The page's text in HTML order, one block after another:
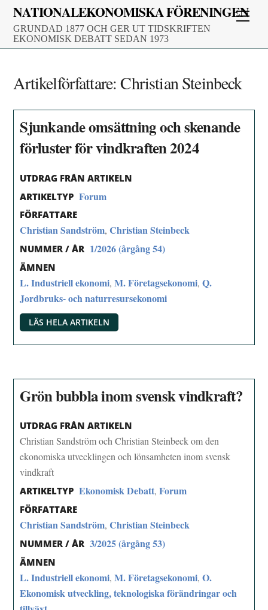
Skip
content
NATIONALEKONOMISKA FÖRENINGEN
GRUNDAD 1877 OCH GER UT TIDSKRIFTEN
EKONOMISK DEBATT SEDAN 1973
Artikelförfattare:Christian Steinbeck
Sjunkande omsättning och skenande
förluster för vindkraften 2024
UTDRAG FRÅN ARTIKELN
ARTIKELTYP Forum
FÖRFATTARE
Christian Sandström,Christian Steinbeck
NUMMER / ÅR 1/2026 (årgång 54)
ÄMNEN
L. Industriell ekonomi,M. Företagsekonomi,Q.
Jordbruks- och naturresursekonomi
LÄS HELA ARTIKELN
Grön bubbla inom svensk vindkraft?
UTDRAG FRÅN ARTIKELN
Christian Sandström och Christian Steinbeck om den
ekonomiska utvecklingen och lönsamheten inom svensk
vindkraft
ARTIKELTYP Ekonomisk Debatt,Forum
FÖRFATTARE
Christian Sandström,Christian Steinbeck
NUMMER / ÅR 3/2025 (årgång 53)
ÄMNEN
L. Industriell ekonomi,M. Företagsekonomi,O.
Ekonomisk utveckling, teknologiska förändringar och